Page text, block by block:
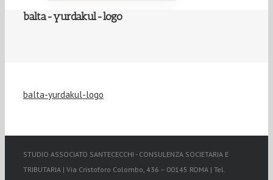
balta-yurdakul-logo
balta-yurdakul-logo
STUDIO ASSOCIATO SANTECECCHI - CONSULENZA SOCIETARIA E
TRIBUTARIA | Via Cristoforo Colombo, 436 – 00145 ROMA | Tel.